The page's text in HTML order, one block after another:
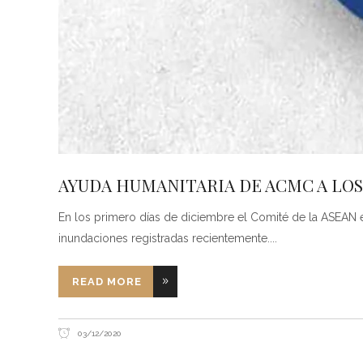
AYUDA HUMANITARIA DE ACMC A
En los primero días de diciembre el Comité de la
inundaciones registradas recientemente.
READ MORE
03/12/2020